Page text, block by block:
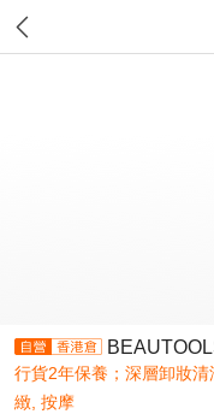
行貨2年保養；深層卸妝
緻, 按摩